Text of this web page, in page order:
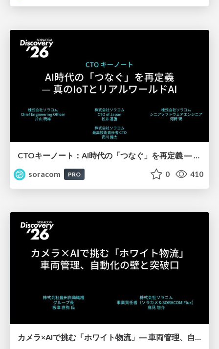
soracom
PRO 0 410
カメラ×AIで挑む「ホワイト物流」― 車両管理、自動化の壁と突破口【SORACOM Discovery 2026】